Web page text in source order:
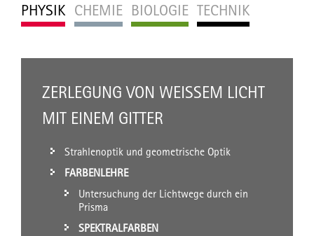
PHYSIK CHEMIE BIOLOGIE TECHNIK
ZERLEGUNG VON WEISSEM LICHT M
IT EINEM GITTER
Strahlenoptik und geometrische Optik
FARBENLEHRE
Untersuchung der Lichtwege durch ein
Prisma
SPEKTRALFARBEN